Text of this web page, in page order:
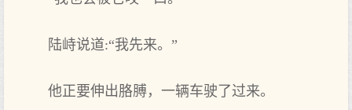
陆峙说道:“我先来。”
他正要伸出胳膊，一辆车驶了过来。